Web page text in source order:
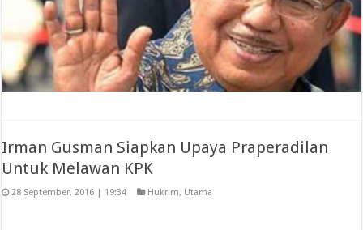
Irman Gusman Siapkan Upaya Praperadilan
Untuk Melawan KPK
28 September, 2016 | 19:34 Hukrim, Utama